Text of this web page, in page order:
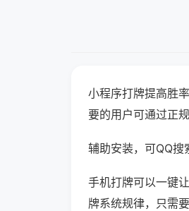
小程序打牌提高胜
要的用户可通过正
辅助安装，可QQ
手机打牌可以一键
牌系统规律，只需